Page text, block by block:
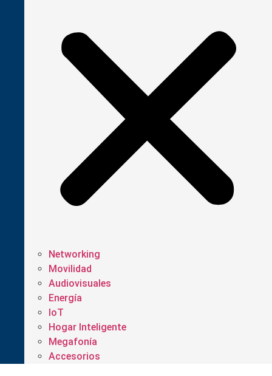
Networking
Movilidad
Audiovisuales
Energía
IoT
Hogar Inteligente
Megafonía
Accesorios